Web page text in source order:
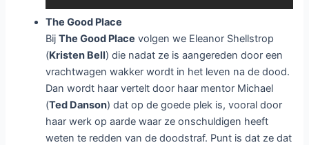
The Good Place
BijThe Good Place volgen we Eleanor Shellstrop
(Kristen Bell) die nadat ze is aangereden door een
vrachtwagen wakker wordt in het leven na de dood.
Dan wordt haar vertelt door haar mentor Michael
(Ted Danson) dat op de goede plek is, vooral door
haar werk op aarde waar ze onschuldigen heeft
weten te redden van de doodstraf. Punt is dat ze dat